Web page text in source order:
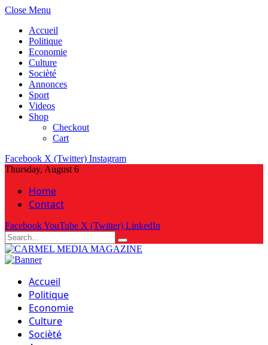
Close Menu
Accueil
Politique
Economie
Culture
Socièté
Annonces
Sport
Videos
Shop
Checkout
Cart
Facebook X (Twitter) Instagram
Thursday, August 6
Home
Contact
FacebookYouTube X (Twitter) LinkedIn
Accueil
Politique
Economie
Culture
Socièté